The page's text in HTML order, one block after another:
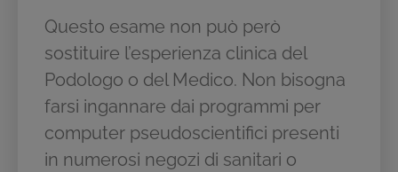
Questo esame non può però
sostituire l’esperienza clinica del
Podologo o del Medico. Non bisogna
farsi ingannare dai programmi per
computer pseudoscientifici presenti
in numerosi negozi di sanitari o